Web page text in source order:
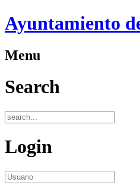
Ayuntamiento
Menu
Search
Login